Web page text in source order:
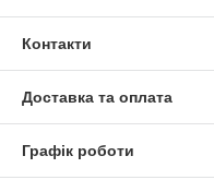
Контакти
Доставка та оплата
Графік роботи